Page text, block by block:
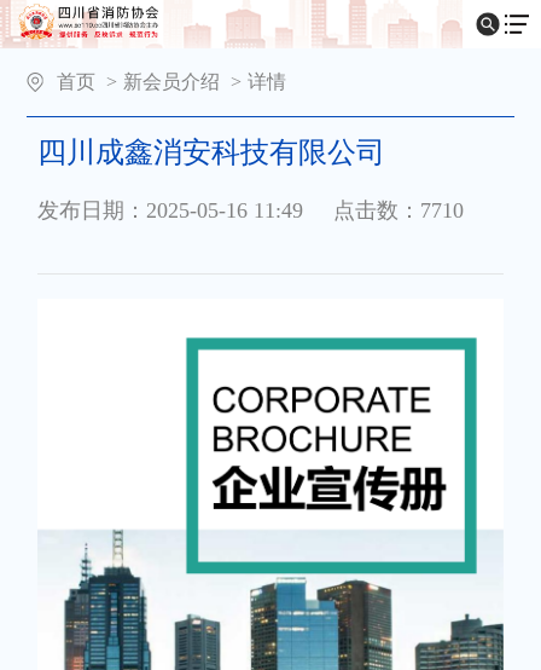
首页 > 新会员介绍 > 详情
四川成鑫消安科技有限公司
发布日期：2025-05-16 11:49 点击数：7710